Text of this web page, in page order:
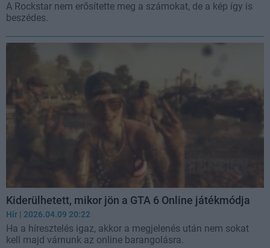
A Rockstar nem erősítette meg a számokat, de a kép így is
beszédes.
Kiderülhetett, mikor jön a GTA 6 Online játékmódja
Hír | 2026.04.09 20:22
Ha a híresztelés igaz, akkor a megjelenés után nem sokat
kell majd várnunk az online barangolásra.